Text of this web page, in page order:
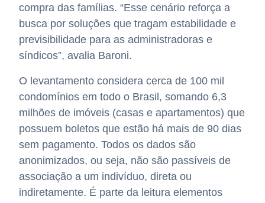
compra das famílias. “Esse cenário reforça a
busca por soluções que tragam estabilidade e
previsibilidade para as administradoras e
síndicos”, avalia Baroni.
O levantamento considera cerca de 100 mil
condomínios em todo o Brasil, somando 6,3
milhões de imóveis (casas e apartamentos) que
possuem boletos que estão há mais de 90 dias
sem pagamento. Todos os dados são
anonimizados, ou seja, não são passíveis de
associação a um indivíduo, direta ou
indiretamente. É parte da leitura elementos